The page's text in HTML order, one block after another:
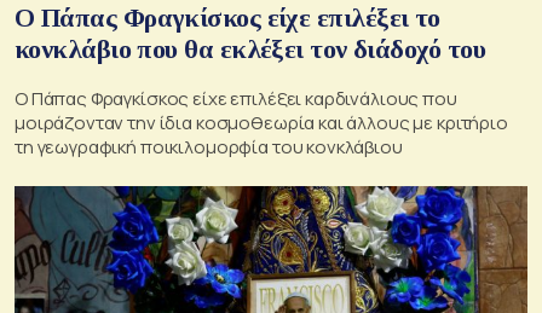
O Πάπας Φραγκίσκος είχε επιλέξει το
κονκλάβιο που θα εκλέξει τον διάδοχό του
Ο Πάπας Φραγκίσκος είχε επιλέξει καρδινάλιους που
μοιράζονταν την ίδια κοσμοθεωρία και άλλους με κριτήριο
τη γεωγραφική ποικιλομορφία του κονκλάβιου